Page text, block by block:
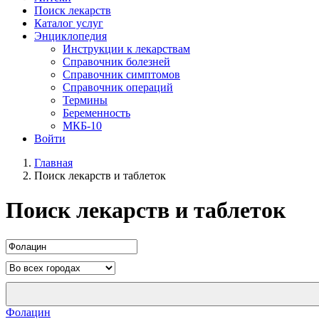
Поиск лекарств
Каталог услуг
Энциклопедия
Инструкции к лекарствам
Справочник болезней
Справочник симптомов
Справочник операций
Термины
Беременность
МКБ-10
Войти
Главная
Поиск лекарств и таблеток
Поиск лекарств и таблеток
Фолацин